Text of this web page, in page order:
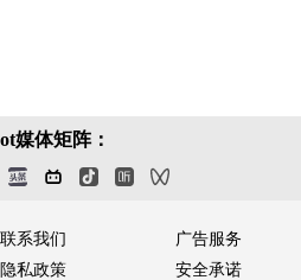
媒体矩阵：
联系我们
广告服务
隐私政策 安全承诺